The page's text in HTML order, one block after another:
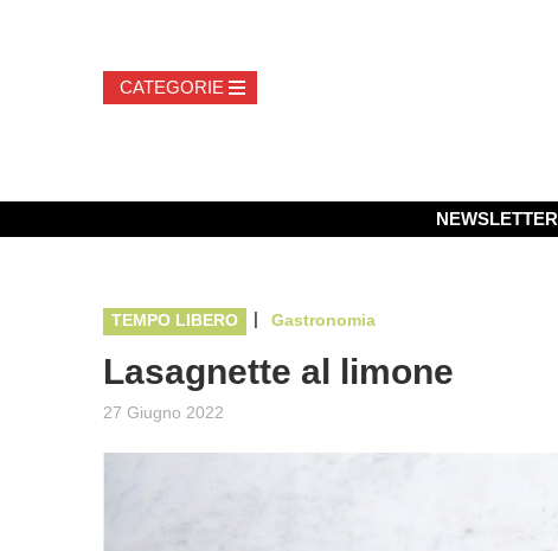
NEWSLETTER
TEMPO LIBERO | Gastronomia
Lasagnette al limone
27 Giugno 2022